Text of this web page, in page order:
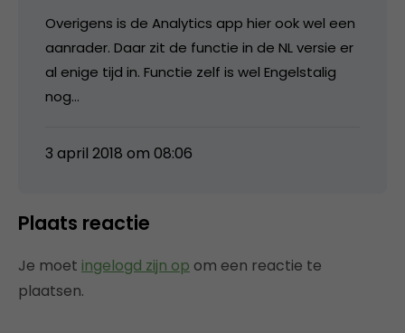
Overigens is de Analytics app hier ook wel een
aanrader. Daar zit de functie in de NL versie er
al enige tijd in. Functie zelf is wel Engelstalig
nog…
3 april 2018 om 08:06
Plaats reactie
Je moet ingelogd zijn op om een reactie te
plaatsen.